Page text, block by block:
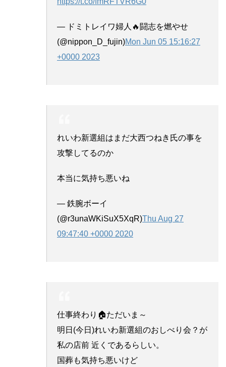
— ドミトレイワ婦人🔥闘志を燃やせ
(@nippon_D_fujin)Mon Jun 05 15:16:27
+0000 2023
れいわ新選組はまだ大西つねき氏の事を
攻撃してるのか
本当に気持ち悪いね
— 鉄腕ボーイ
(@r3unaWKiSuX5XqR)Thu Aug 27
09:47:40 +0000 2020
仕事終わり🏠ただいま～
明日(今日)れいわ新選組のおしべり会？が
私の店前 近くであるらしい。
国葬も気持ち悪いけど